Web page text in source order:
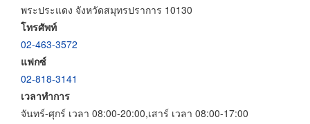
พระประแดง จังหวัดสมุทรปราการ 10130
โทรศัพท์
02-463-3572
แฟกซ์
02-818-3141
เวลาทำการ
จันทร์-ศุกร์ เวลา 08:00-20:00,เสาร์ เวลา 08:00-17:00